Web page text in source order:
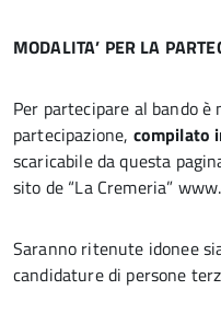
MODALITA’ PER LA
Per partecipare al bando
partecipazione, compilato
scaricabile da questa
sito de “La Cremeria”
Saranno ritenute idonee
candidature di persone